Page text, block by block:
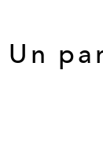
Un